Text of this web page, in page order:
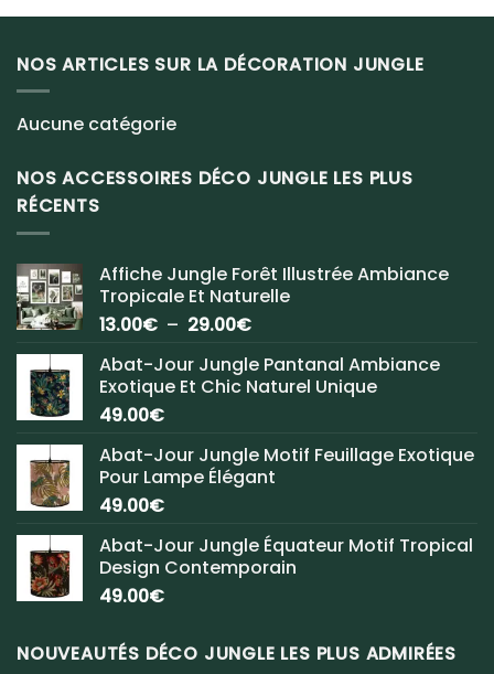
NOS ARTICLES SUR LA DÉCORATION JUNGLE
Aucune catégorie
NOS ACCESSOIRES DÉCO JUNGLE LES PLUS
RÉCENTS
Affiche Jungle Forêt Illustrée Ambiance
Tropicale Et Naturelle
13.00€ – 29.00€Plage
prix :
13.00€
Abat-Jour Jungle Pantanal Ambiance
Exotique Et Chic Naturel Unique
49.00€
Abat-Jour Jungle Motif Feuillage Exotique
Pour Lampe Élégant
49.00€
Abat-Jour Jungle Équateur Motif Tropical
Design Contemporain
49.00€
NOUVEAUTÉS DÉCO JUNGLE LES PLUS ADMIRÉES